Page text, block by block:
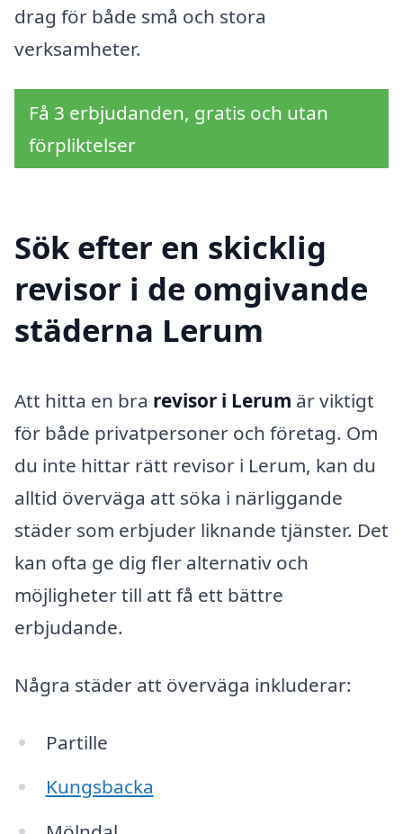
drag för både små och stora
verksamheter.
Få 3 erbjudanden, gratis och utan
förpliktelser
Sök efter en skicklig
revisor i de omgivande
städerna Lerum
Att hitta en bra revisor i Lerum är viktigt
för både privatpersoner och företag. Om
du inte hittar rätt revisor i Lerum, kan du
alltid överväga att söka i närliggande
städer som erbjuder liknande tjänster. Det
kan ofta ge dig fler alternativ och
möjligheter till att få ett bättre
erbjudande.
Några städer att överväga inkluderar:
Partille
Kungsbacka